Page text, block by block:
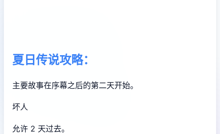
夏日传说攻略：
主要故事在序幕之后的第二天开始。
坏人
允许 2 天过去。